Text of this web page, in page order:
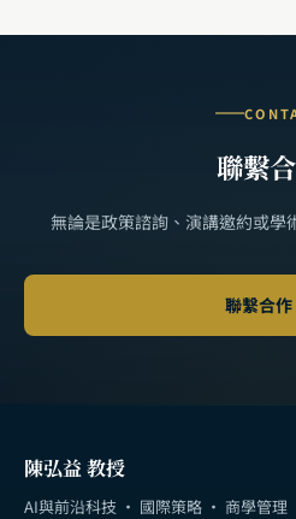
聯繫
無論是政策諮詢、演講邀約或學
聯繫合作
陳弘益 教授
AI與前沿科技 · 國際策略 · 商學管理